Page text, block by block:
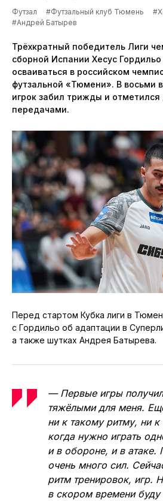
Футзал
#Футзальный клуб Тюмень
#Андрей Батырев
Трёхкратный победитель Лиги
сборной Испании Хесус
осваиваться в российском
футзальной «Тюмени». В восьми
игрок забил трижды и
передачами.
Перед стартом Кубка лиги в
с Гордильо об адаптации в
а также шутках Андрея Батырева.
— Первые игры
тяжёлыми для меня.
ни к такому ритму, ни
когда нужно играть
и в обороне, и в атаке.
очень много сил.
ритм тренировок, игр.
в скором времени буду